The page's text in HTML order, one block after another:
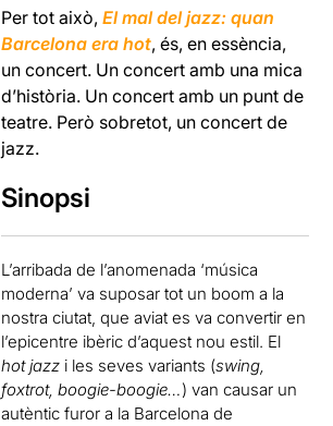
Per tot això,El mal del jazz: quan
Barcelona era hot, és, en essència,
un concert. Un concert amb una mica
d’història. Un concert amb un punt de
teatre. Però sobretot, un concert de
jazz.
Sinopsi
L’arribada de l’anomenada ‘música
moderna’ va suposar tot un boom a la
nostra ciutat, que aviat es va convertir en
l’epicentre ibèric d’aquest nou estil. El
hot jazz i les seves variants (swing,
foxtrot, boogie-boogie…) van causar un
autèntic furor a la Barcelona de